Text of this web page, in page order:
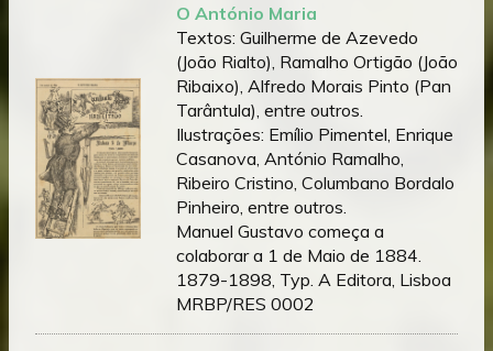
O António Maria
Textos: Guilherme de Azevedo
(João Rialto), Ramalho Ortigão (João
Ribaixo), Alfredo Morais Pinto (Pan
Tarântula), entre outros.
Ilustrações: Emílio Pimentel, Enrique
Casanova, António Ramalho,
Ribeiro Cristino, Columbano Bordalo
Pinheiro, entre outros.
Manuel Gustavo começa a
colaborar a 1 de Maio de 1884.
1879-1898, Typ. A Editora, Lisboa
MRBP/RES 0002